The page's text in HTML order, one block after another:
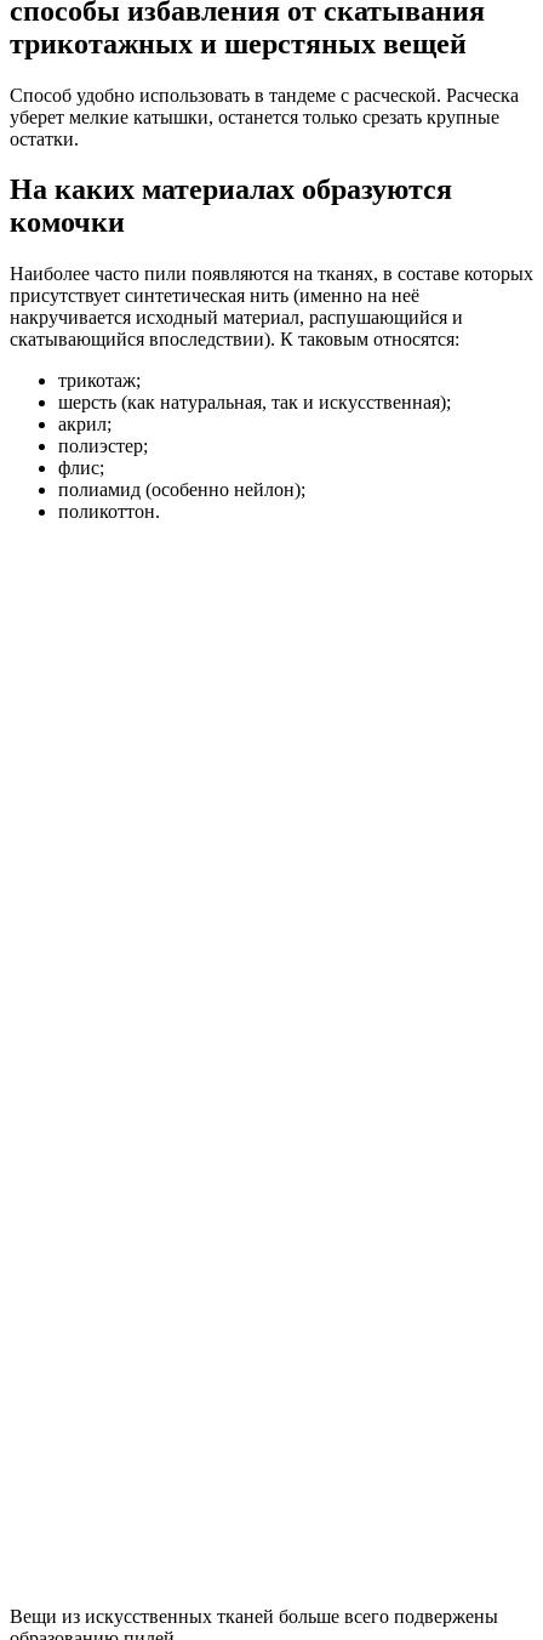
способы избавления от скатывания
трикотажных и шерстяных вещей
Способ удобно использовать в тандеме с расческой. Расческа
уберет мелкие катышки, останется только срезать крупные
остатки.
На каких материалах образуются
комочки
Наиболее часто пили появляются на тканях, в составе которых
присутствует синтетическая нить (именно на неё
накручивается исходный материал, распушающийся и
скатывающийся впоследствии). К таковым относятся:
трикотаж;
шерсть (как натуральная, так и искусственная);
акрил;
полиэстер;
флис;
полиамид (особенно нейлон);
поликоттон.
Вещи из искусственных тканей больше всего подвержены